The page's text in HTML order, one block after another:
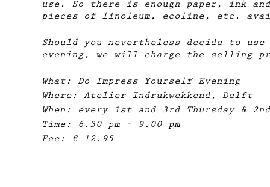
use. So there is enough paper, ink
pieces of linoleum, ecoline, etc.
Should you nevertheless decide to
evening, we will charge the selling
What: Do Impress Yourself Evening
Where: Atelier Indrukwekkend, Delft
When: every 1st and 3rd Thursday &
Time: 6.30 pm - 9.00 pm
Fee: € 12.95